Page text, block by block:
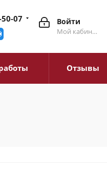
Войти
Мой кабинет
07
Отзывы